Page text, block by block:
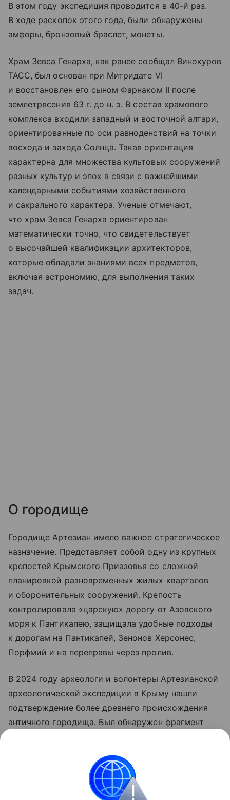
В этом году экспедиция проводится в 40-й раз.
В ходе раскопок этого года, были обнаружены
амфоры, бронзовый браслет, монеты.
Храм Зевса Генарха, как ранее сообщал Винокуров
ТАСС, был основан при Митридате VI
и восстановлен его сыном Фарнаком II после
землетрясения 63 г. до н. э. В состав храмового
комплекса входили западный и восточной алтари,
ориентированные по оси равноденствий на точки
восхода и захода Солнца. Такая ориентация
характерна для множества культовых сооружений
разных культур и эпох в связи с важнейшими
календарными событиями хозяйственного
и сакрального характера. Ученые отмечают,
что храм Зевса Генарха ориентирован
математически точно, что свидетельствует
о высочайшей квалификации архитекторов,
которые обладали знаниями всех предметов,
включая астрономию, для выполнения таких
задач.
О городище
Городище Артезиан имело важное стратегическое
назначение. Представляет собой одну из крупных
крепостей Крымского Приазовья со сложной
планировкой разновременных жилых кварталов
и оборонительных сооружений. Крепость
контролировала «царскую» дорогу от Азовского
моря к Пантикапею, защищала удобные подходы
к дорогам на Пантикапей, Зенонов Херсонес,
Порфмий и на переправы через пролив.
В 2024 году археологи и волонтеры Артезианской
археологической экспедиции в Крыму нашли
подтверждение более древнего происхождения
античного городища. Был обнаружен фрагмент
на городище, она относится к VIII в. до н. э.
Археология